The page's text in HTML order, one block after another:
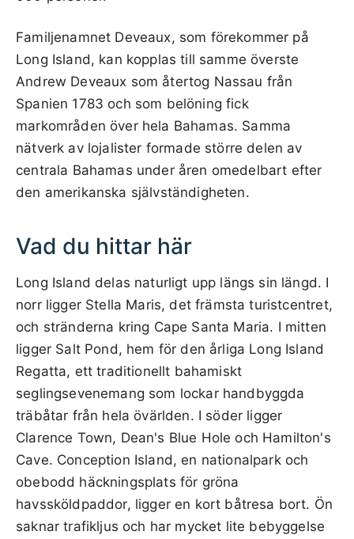
Familjenamnet Deveaux, som förekommer på
Long Island, kan kopplas till samme överste
Andrew Deveaux som återtog Nassau från
Spanien 1783 och som belöning fick
markområden över hela Bahamas. Samma
nätverk av lojalister formade större delen av
centrala Bahamas under åren omedelbart efter
den amerikanska självständigheten.
Vad du hittar här
Long Island delas naturligt upp längs sin längd. I
norr ligger Stella Maris, det främsta turistcentret,
och stränderna kring Cape Santa Maria. I mitten
ligger Salt Pond, hem för den årliga Long Island
Regatta, ett traditionellt bahamiskt
seglingsevenemang som lockar handbyggda
träbåtar från hela övärlden. I söder ligger
Clarence Town, Dean's Blue Hole och Hamilton's
Cave. Conception Island, en nationalpark och
obebodd häckningsplats för gröna
havssköldpaddor, ligger en kort båtresa bort. Ön
saknar trafikljus och har mycket lite bebyggelse